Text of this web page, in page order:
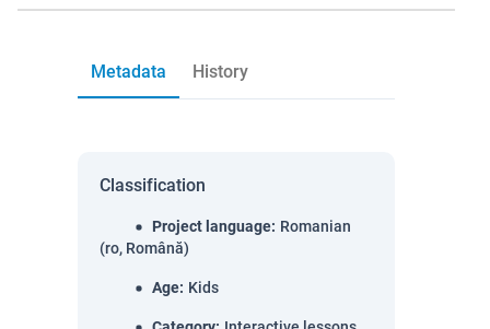
Metadata History
Classification
Project language: Romanian
(ro, Română)
Age: Kids